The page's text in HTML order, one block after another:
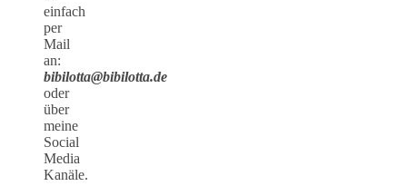
einfach
per
Mail
an:
bibilotta@bibilotta.de
oder
über
meine
Social
Media
Kanäle.